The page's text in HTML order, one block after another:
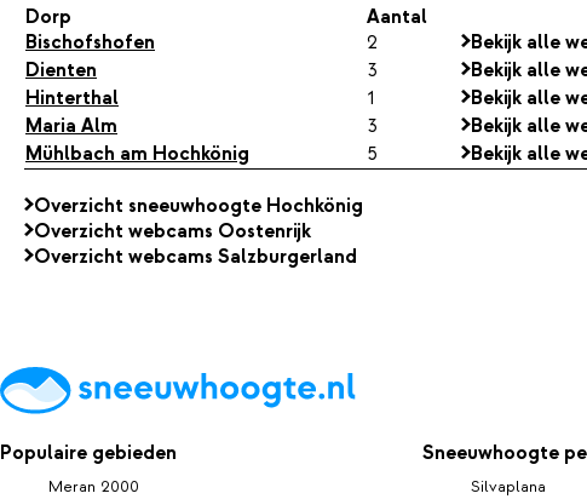
Dorp
Aantal
Bischofshofen
2
Bekijk alle
Dienten
3
Bekijk alle
Hinterthal
1
Bekijk alle
Maria Alm
3
Bekijk alle
Mühlbach am Hochkönig
5 Bekijk alle
Overzicht sneeuwhoogte Hochkönig
Overzicht webcams Oostenrijk
Overzicht webcams Salzburgerland
Populaire gebieden
Meran 2000
Sneeuwhoogte
Silvaplana